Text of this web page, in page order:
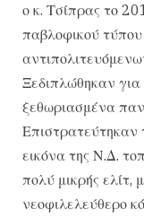
ο κ. Τσίπρας το
παβλοφικού
Ξεδιπλώθηκαν
ξεθωριασμένα
Επιστρατεύτηκαν
εικόνα της Ν.Δ.
πολύ μικρής
νεοφιλελεύθερο